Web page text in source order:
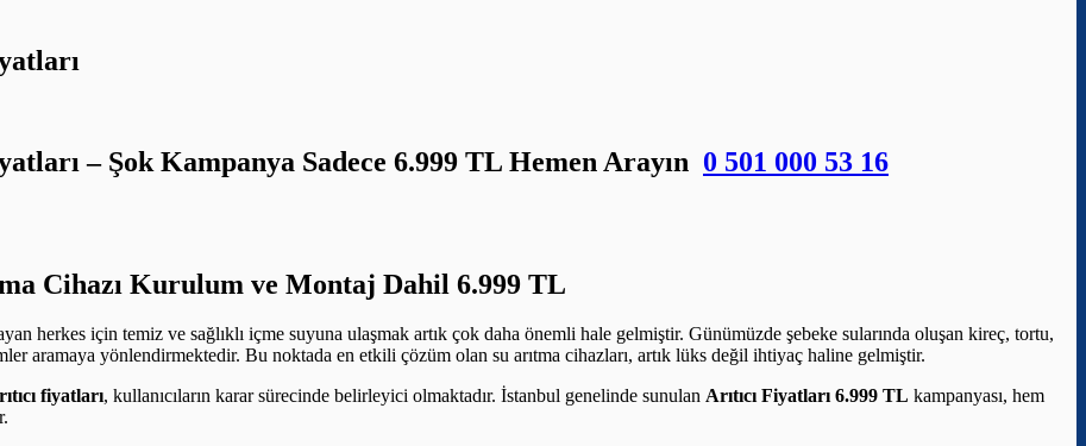
– Şok Kampanya Sadece 6.999 TL Hemen Arayın 0 501 000 53 16
Cihazı Kurulum ve Montaj Dahil 6.999 TL
herkes için temiz ve sağlıklı içme suyuna ulaşmak artık çok daha önemli hale gelmiştir. Günümüzde şebeke sularında oluşan kireç, tortu,
aramaya yönlendirmektedir. Bu noktada en etkili çözüm olan su arıtma cihazları, artık lüks değil ihtiyaç haline gelmiştir.
fiyatları, kullanıcıların karar sürecinde belirleyici olmaktadır. İstanbul genelinde sunulan Arıtıcı Fiyatları 6.999 TL kampanyası, hem